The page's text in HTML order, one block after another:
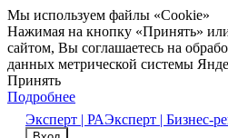
Мы используем файлы «Cookie»
Нажимая на кнопку «Принять»
сайтом, Вы соглашаетесь на
данных метрической системы
Принять
Подробнее
Эксперт | РАЭксперт | Бизнес-